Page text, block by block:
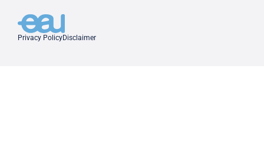
Privacy PolicyDisclaimer